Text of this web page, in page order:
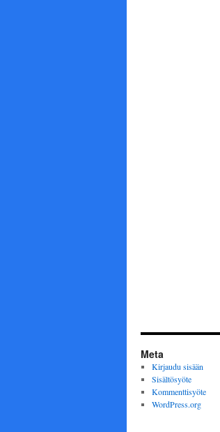
Meta
Kirjaudu sisään
Sisältösyöte
Kommenttisyöte
WordPress.org